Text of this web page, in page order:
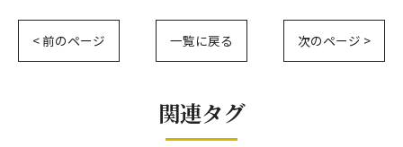
< 前のページ 一覧に戻る 次のページ >
関連タグ